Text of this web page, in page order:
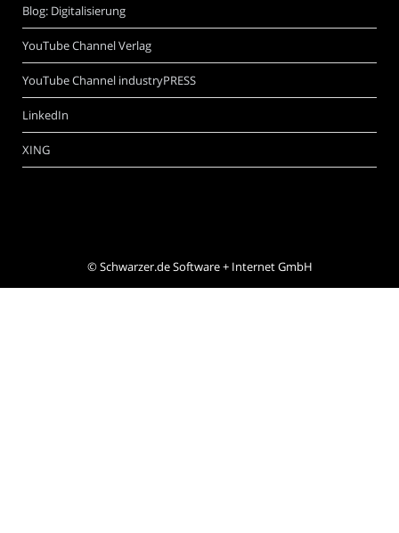
Blog: Digitalisierung
YouTube Channel Verlag
YouTube Channel industryPRESS
LinkedIn
XING
©Schwarzer.de Software + Internet GmbH